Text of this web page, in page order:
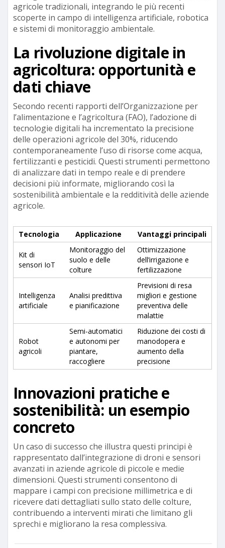
agricole tradizionali, integrando le più recenti
scoperte in campo di intelligenza artificiale, robotica
e sistemi di monitoraggio ambientale.
La rivoluzione digitale in
agricoltura: opportunità e
dati chiave
Secondo recenti rapporti dell’Organizzazione per
l’alimentazione e l’agricoltura (FAO), l’adozione di
tecnologie digitali ha incrementato la precisione
delle operazioni agricole del 30%, riducendo
contemporaneamente l’uso di risorse come acqua,
fertilizzanti e pesticidi. Questi strumenti permettono
di analizzare dati in tempo reale e di prendere
decisioni più informate, migliorando così la
sostenibilità ambientale e la redditività delle aziende
agricole.
Tecnologia Applicazione Vantaggi principali
Kit di
sensori IoT
Monitoraggio del
suolo e delle
colture
Ottimizzazione
dell’irrigazione e
fertilizzazione
Intelligenza
artificiale
Analisi predittiva
e pianificazione
Previsioni di resa
migliori e gestione
preventiva delle
malattie
Robot
agricoli
Semi-automatici
e autonomi per
piantare,
raccogliere
Riduzione dei costi di
manodopera e
aumento della
precisione
Innovazioni pratiche e
sostenibilità: un esempio
concreto
Un caso di successo che illustra questi principi è
rappresentato dall’integrazione di droni e sensori
avanzati in aziende agricole di piccole e medie
dimensioni. Questi strumenti consentono di
mappare i campi con precisione millimetrica e di
ricevere dati dettagliati sullo stato delle colture,
contribuendo a interventi mirati che limitano gli
sprechi e migliorano la resa complessiva.